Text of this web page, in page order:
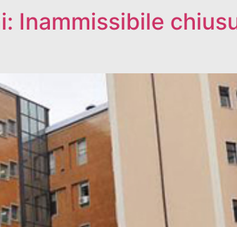
Inammissibile